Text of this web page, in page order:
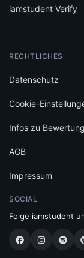
iamstudent Verify
RECHTLICHES
Datenschutz
Cookie-
Infos zu
AGB
Impressum
SOCIAL
Folge iamstudent